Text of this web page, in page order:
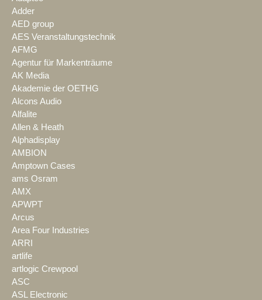
Adder
AED group
AES Veranstaltungstechnik
AFMG
Agentur für Markenträume
AK Media
Akademie der OETHG
Alcons Audio
Alfalite
Allen & Heath
Alphadisplay
AMBION
Amptown Cases
ams Osram
AMX
APWPT
Arcus
Area Four Industries
ARRI
artlife
artlogic Crewpool
ASC
ASL Electronic